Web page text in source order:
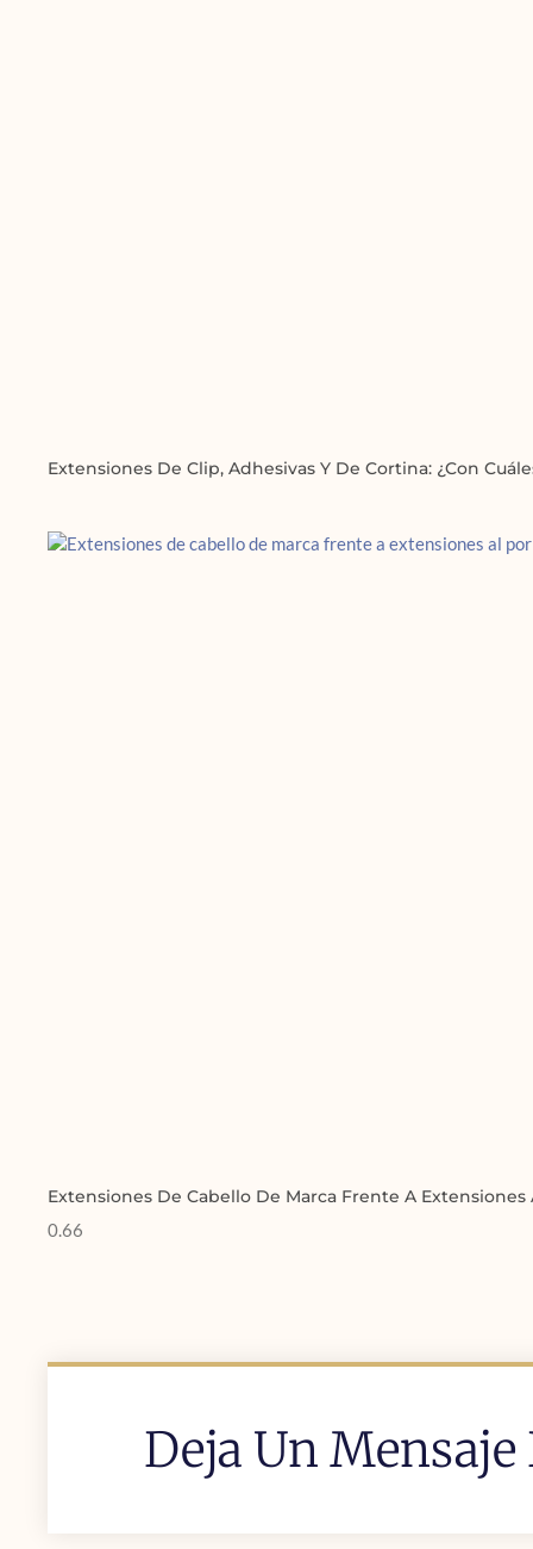
Extensiones De Clip, Adhesivas Y De Cortina: ¿con
Extensiones De Cabello De Marca Frente A Extensiones
Deja Un